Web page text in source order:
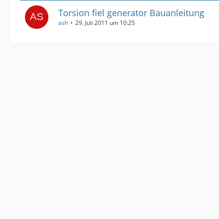
Torsion fiel generator Bauanleitung
ash 29. Juli 2011 um 10:25